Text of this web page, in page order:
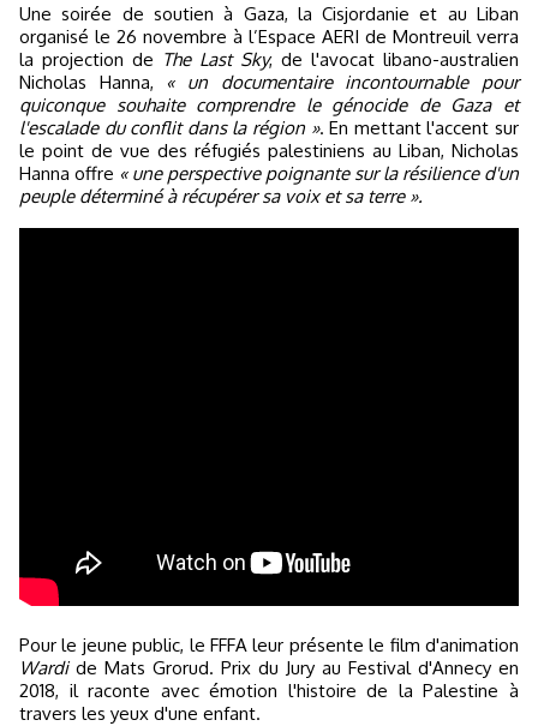
Une soirée de soutien à Gaza, la Cisjordanie et au Liban
organisé le 26 novembre à l’Espace AERI de Montreuil verra
la projection de The Last Sky, de l'avocat libano-australien
Nicholas Hanna, « un documentaire incontournable pour
quiconque souhaite comprendre le génocide de Gaza et
l'escalade du conflit dans la région ». En mettant l'accent sur
le point de vue des réfugiés palestiniens au Liban, Nicholas
Hanna offre « une perspective poignante sur la résilience d'un
peuple déterminé à récupérer sa voix et sa terre ».
Pour le jeune public, le FFFA leur présente le film d'animation
Wardide Mats Grorud. Prix du Jury au Festival d'Annecy en
2018, il raconte avec émotion l'histoire de la Palestine à
travers les yeux d'une enfant.